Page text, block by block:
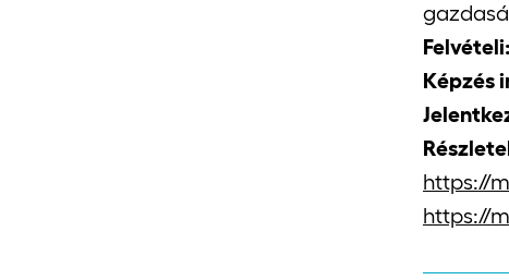
Felvételi:
Képzés
https://
https://